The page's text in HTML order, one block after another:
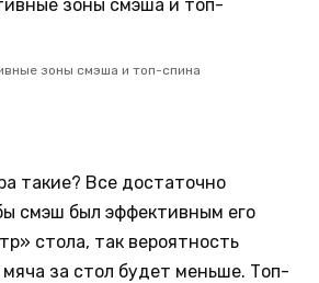
зоны смэша и топ-спина
такие? Все достаточно
смэш был эффективным его
стола, так вероятность
за стол будет меньше. Топ-